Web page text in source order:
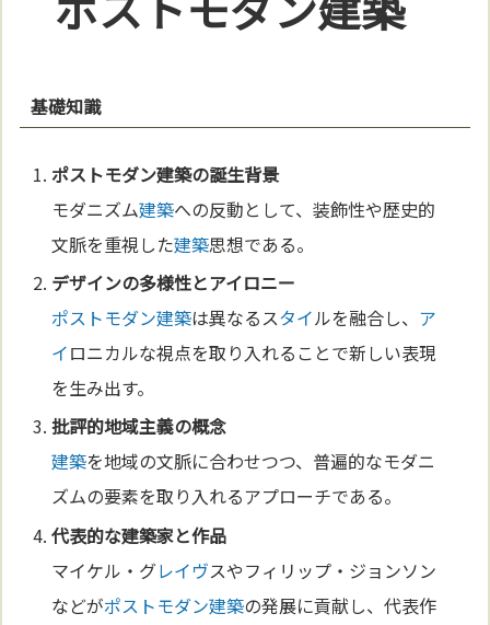
基礎知識
ポストモダン建築の誕生背景
モダニズム建築への反動として、装飾性や歴史的
文脈を重視した建築思想である。
デザインの多様性とアイロニー
ポストモダン建築は異なるスタイルを融合し、 ア
イロニカルな視点を取り入れることで新しい表現
を生み出す。
批評的地域主義の概念
建築を地域の文脈に合わせつつ、普遍的なモダニ
ズムの要素を取り入れるアプローチである。
代表的な建築家と作品
マイケル・グレイヴスやフィリップ・ジョンソン
などがポストモダン建築の発展に貢献し、代表作